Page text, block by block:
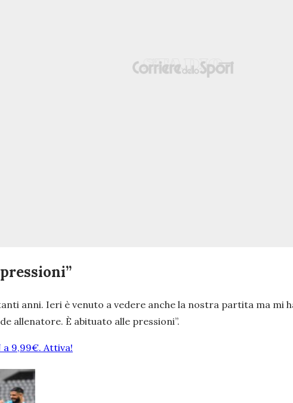
anni. Ieri è venuto a vedere anche la nostra partita ma mi
allenatore. È abituato alle pressioni”.
a 9,99€. Attiva!